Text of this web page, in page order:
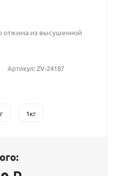
отжима из высушенной
Артикул:ZV-24187
1кг